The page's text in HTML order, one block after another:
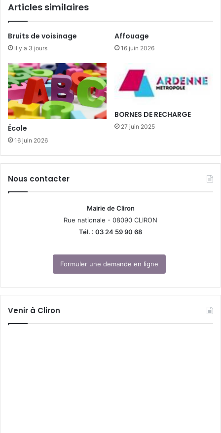
Articles similaires
Bruits de voisinage
il y a 3 jours
Affouage
16 juin 2026
École
16 juin 2026
BORNES DE RECHARGE
27 juin 2025
Nous contacter
Mairie de Cliron
Rue nationale - 08090 CLIRON
Tél. : 03 24 59 90 68
Formuler une demande en ligne
Venir à Cliron